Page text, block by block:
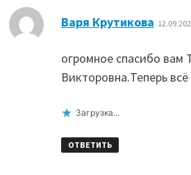
Варя Крутикова
огромное спасибо вам
Викторовна.Теперь
Загрузка...
ОТВЕТИТЬ